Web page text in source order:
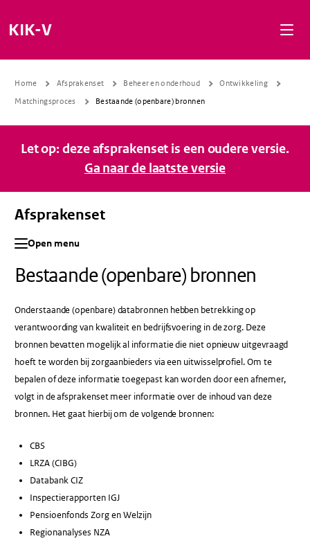
KIK-V
Home Afsprakenset Beheer en onderhoud
Ontwikkeling
Matchingsproces
Bestaande (openbare) bronnen
Let op: deze afsprakenset is een oudere versie.
Ga naar de laatste versie
Afsprakenset
Open menu
Bestaande (openbare) bronnen
Onderstaande (openbare) databronnen hebben betrekking op
verantwoording van kwaliteit en bedrijfsvoering in de zorg. Deze
bronnen bevatten mogelijk al informatie die niet opnieuw uitgevraagd
hoeft te worden bij zorgaanbieders via een uitwisselprofiel. Om te
bepalen of deze informatie toegepast kan worden door een afnemer,
volgt in de afsprakenset meer informatie over de inhoud van deze
bronnen. Het gaat hierbij om de volgende bronnen:
CBS
LRZA (CIBG)
Databank CIZ
Inspectierapporten IGJ
Pensioenfonds Zorg en Welzijn
Regionanalyses NZA